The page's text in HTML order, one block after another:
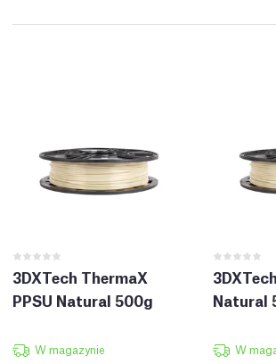
3DXTech ThermaX
PPSU Natural 500g
W magazynie
Natural
W